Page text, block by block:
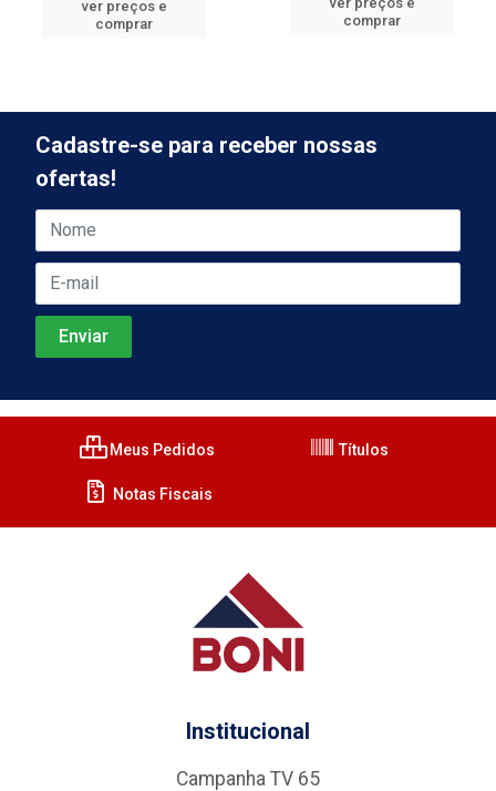
ver preços e
comprar
comprar
Cadastre-se para receber nossas
ofertas!
Meus Pedidos Títulos
Notas Fiscais
Institucional
Campanha TV 65